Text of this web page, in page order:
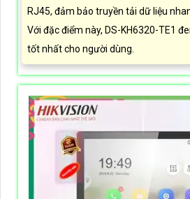
RJ45, đảm bảo truyền tải dữ liệu
Với đặc điểm này, DS-KH6320-TE1
tốt nhất cho người dùng.